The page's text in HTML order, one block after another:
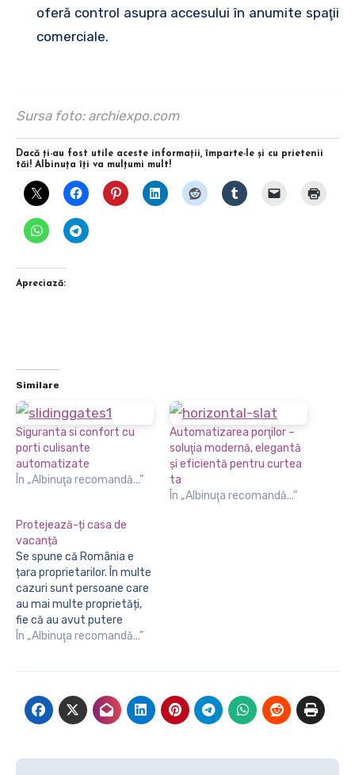
oferă control asupra accesului în anumite spaţii
comerciale.
Sursa foto: archiexpo.com
Dacă ţi-au fost utile aceste informaţii, împarte-le şi cu prietenii
tăi! Albinuţa îţi va mulţumi mult!
Apreciază:
Similare
Siguranta si confort cu
porti culisante
automatizate
În „Albinuţa recomandă...”
Automatizarea porţilor –
soluţia modernă, elegantă
şi eficientă pentru curtea
ta
În „Albinuţa recomandă...”
Protejează-ți casa de
vacanță
Se spune că România e
țara proprietarilor. În multe
cazuri sunt persoane care
au mai multe proprietăți,
fie că au avut putere
financiară de achiziție, fie
foarte important să vă
monitorizați proprietatea
În „Albinuţa recomandă...”